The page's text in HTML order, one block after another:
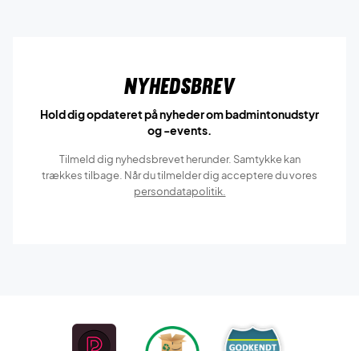
Nyhedsbrev
Hold dig opdateret på nyheder om badmintonudstyr
og -events.
Tilmeld dig nyhedsbrevet herunder. Samtykke kan
trækkes tilbage. Når du tilmelder dig acceptere du vores
persondatapolitik.